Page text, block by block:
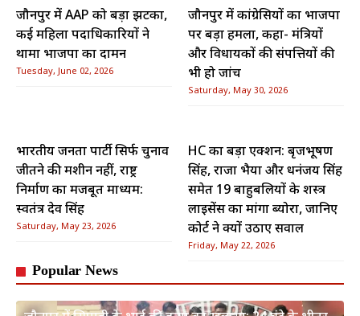
जौनपुर में AAP को बड़ा झटका,
कई महिला पदाधिकारियों ने
थामा भाजपा का दामन
Tuesday, June 02, 2026
जौनपुर में कांग्रेसियों का भाजपा
पर बड़ा हमला, कहा- मंत्रियों
और विधायकों की संपत्तियों की
भी हो जांच
Saturday, May 30, 2026
भारतीय जनता पार्टी सिर्फ चुनाव
जीतने की मशीन नहीं, राष्ट्र
निर्माण का मजबूत माध्यम:
स्वतंत्र देव सिंह
Saturday, May 23, 2026
HC का बड़ा एक्शन: बृजभूषण
सिंह, राजा भैया और धनंजय सिंह
समेत 19 बाहुबलियों के शस्त्र
लाइसेंस का मांगा ब्योरा, जानिए
कोर्ट ने क्यों उठाए सवाल
Friday, May 22, 2026
Popular News